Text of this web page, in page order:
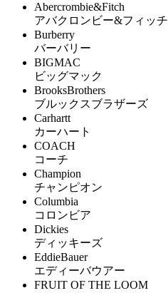
Abercrombie&Fitch
アバクロンビー&フィッチ
Burberry
バーバリー
BIGMAC
ビッグマック
BrooksBrothers
ブルックスブラザーズ
Carhartt
カーハート
COACH
コーチ
Champion
チャンピオン
Columbia
コロンビア
Dickies
ディッキーズ
EddieBauer
エディーバウアー
FRUIT OF THE LOOM